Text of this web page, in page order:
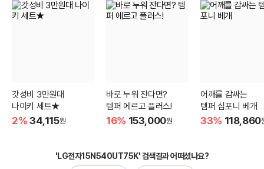
갓성비 3만원대
나이키 세트★
2% 34,115원
바로 누워 잔다면?
템퍼 에르고 플러스!
16% 153,000원
어깨를 감싸는
템퍼 심포니 베개
33% 118,860
'LG전자15N540UT75K' 검색결과 어떠셨나요?